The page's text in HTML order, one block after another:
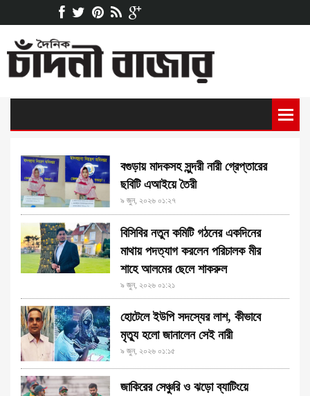
বগুড়ায় মাদকসহ সুন্দরী নারী গ্রেপ্তারের
ছবিটি এআইয়ে তৈরী
৯ জুন, ২০২৬ ০১:২৭
বিসিবির নতুন কমিটি গঠনের একদিনের
মাথায় পদত্যাগ করলেন পরিচালক মীর
শাহে আলমের ছেলে শাকরুল
৯ জুন, ২০২৬ ০১:২১
হোটেলে ইউপি সদস্যের লাশ, কীভাবে
মৃত্যু হলো জানালেন সেই নারী
৯ জুন, ২০২৬ ০১:১৫
জাকিরের সেঞ্চুরি ও ঝড়ো ব্যাটিংয়ে